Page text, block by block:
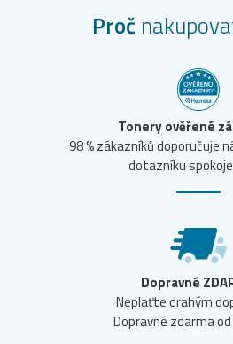
Proč
Tonery ověřené
98 % zákazníků doporučuje
dotazníku
Dopravné
Neplaťte drahým
Dopravné zdarma od